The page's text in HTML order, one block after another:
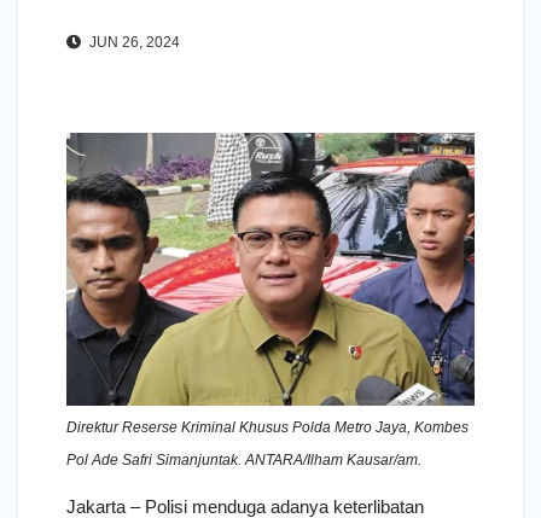
JUN 26, 2024
Direktur Reserse Kriminal Khusus Polda Metro Jaya, Kombes
Pol Ade Safri Simanjuntak. ANTARA/Ilham Kausar/am.
Jakarta – Polisi menduga adanya keterlibatan